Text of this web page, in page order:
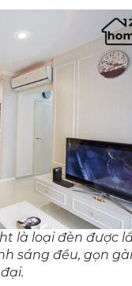
là loại đèn được
sáng đều, gọn